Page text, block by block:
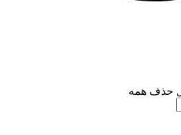
حذف همه